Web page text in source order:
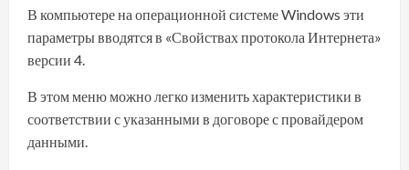
В компьютере на операционной системе Windows эти
параметры вводятся в «Свойствах протокола Интернета»
версии 4.
В этом меню можно легко изменить характеристики в
соответствии с указанными в договоре с провайдером
данными.